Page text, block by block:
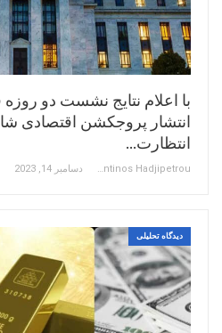
با اعلام نتایج نشست دو روزه
انتشار پروجکشن اقتصادی
انتظارت…
Constantinos Hadjipetrou دسامبر 14, 2023
دیدگاه تحلیلی